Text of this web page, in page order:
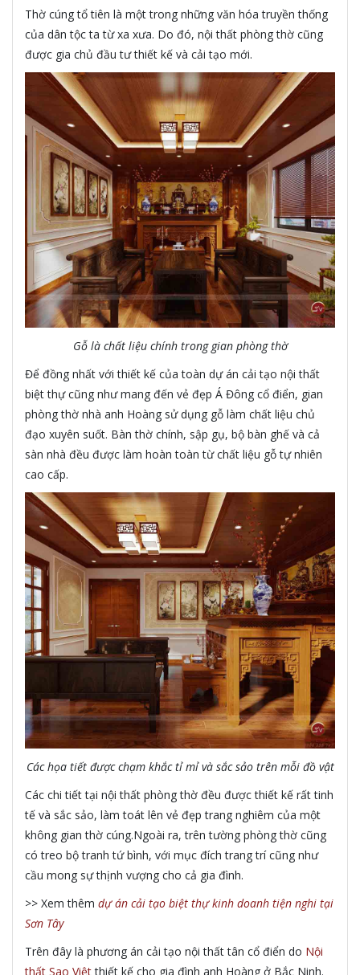
Thờ cúng tổ tiên là một trong những văn hóa truyền thống
của dân tộc ta từ xa xưa. Do đó, nội thất phòng thờ cũng
được gia chủ đầu tư thiết kế và cải tạo mới.
Gỗ là chất liệu chính trong gian phòng thờ
Để đồng nhất với thiết kế của toàn dự án cải tạo nội thất
biệt thự cũng như mang đến vẻ đẹp Á Đông cổ điển, gian
phòng thờ nhà anh Hoàng sử dụng gỗ làm chất liệu chủ
đạo xuyên suốt. Bàn thờ chính, sập gụ, bộ bàn ghế và cả
sàn nhà đều được làm hoàn toàn từ chất liệu gỗ tự nhiên
cao cấp.
Các họa tiết được chạm khắc tỉ mỉ và sắc sảo trên mỗi đồ vật
Các chi tiết tại nội thất phòng thờ đều được thiết kế rất tinh
tế và sắc sảo, làm toát lên vẻ đẹp trang nghiêm của một
không gian thờ cúng.Ngoài ra, trên tường phòng thờ cũng
có treo bộ tranh tứ bình, với mục đích trang trí cũng như
cầu mong sự thịnh vượng cho cả gia đình.
>> Xem thêm dự án cải tạo biệt thự kinh doanh tiện nghi tại
Sơn Tây
Trên đây là phương án cải tạo nội thất tân cổ điển do Nội
thất Sao Việtthiết kế cho gia đình anh Hoàng ở Bắc Ninh.